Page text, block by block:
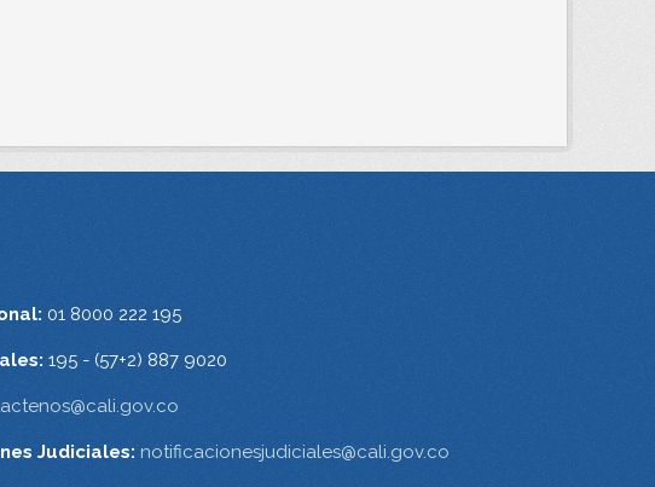
01 8000 222 195
195 - (57+2) 887 9020
Judiciales: notificacionesjudiciales@cali.gov.co